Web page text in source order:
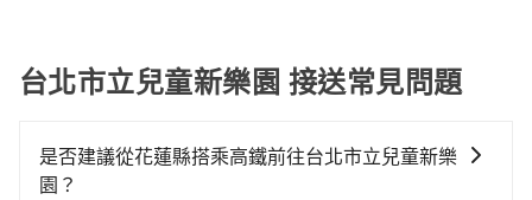
台北市立兒童新樂園 接送常見問題
是否建議從花蓮縣搭乘高鐵前往台北市立兒童新樂
園？